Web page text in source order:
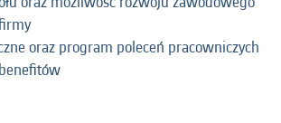
oraz program poleceń pracowniczych